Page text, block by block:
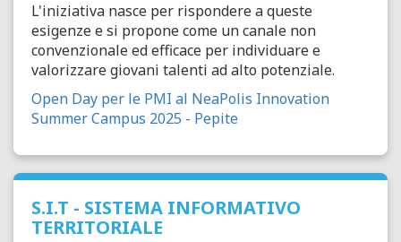
L'iniziativa nasce per rispondere a queste
esigenze e si propone come un canale non
convenzionale ed efficace per individuare e
valorizzare giovani talenti ad alto potenziale.
Open Day per le PMI al NeaPolis Innovation
Summer Campus 2025 - Pepite
S.I.T - SISTEMA INFORMATIVO
TERRITORIALE